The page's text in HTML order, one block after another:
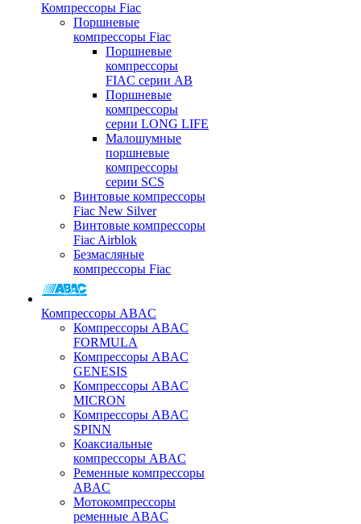
Компрессоры Fiac
Поршневые
компрессоры Fiac
Поршневые
компрессоры
FIAC серии AB
Поршневые
компрессоры
серии LONG LIFE
Малошумные
поршневые
компрессоры
серии SCS
Винтовые компрессоры
Fiac New Silver
Винтовые компрессоры
Fiac Airblok
Безмасляные
компрессоры Fiac
Компрессоры ABAC
Компрессоры ABAC
FORMULA
Компрессоры ABAC
GENESIS
Компрессоры ABAC
MICRON
Компрессоры ABAC
SPINN
Коаксиальные
компрессоры ABAC
Ременные компрессоры
ABAC
Мотокомпрессоры
ременные ABAC